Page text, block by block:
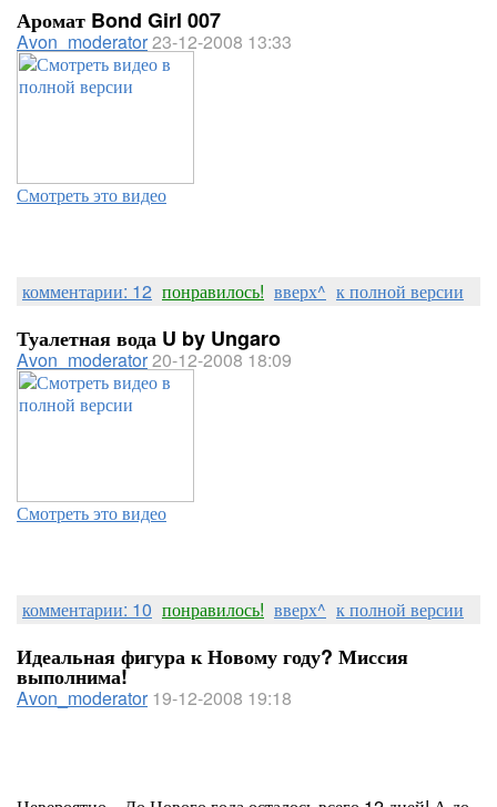
Аромат Bond Girl 007
Avon_moderator23-12-2008 13:33
Смотреть это видео
комментарии: 12 понравилось! вверх^ к полной версии
Туалетная вода U by Ungaro
Avon_moderator20-12-2008 18:09
Смотреть это видео
комментарии: 10 понравилось! вверх^ к полной версии
Идеальная фигура к Новому году? Миссия
выполнима!
Avon_moderator 19-12-2008 19:18